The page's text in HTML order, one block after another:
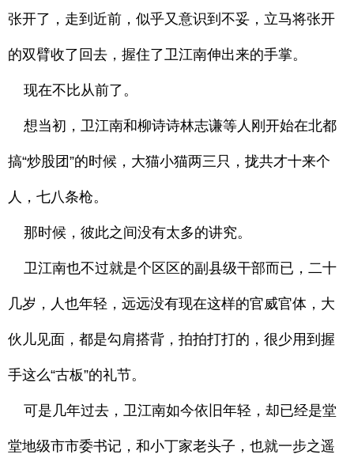
张开了，走到近前，似乎又意识到不妥，立马将张开
的双臂收了回去，握住了卫江南伸出来的手掌。
现在不比从前了。
想当初，卫江南和柳诗诗林志谦等人刚开始在北都
搞“炒股团”的时候，大猫小猫两三只，拢共才十来个
人，七八条枪。
那时候，彼此之间没有太多的讲究。
卫江南也不过就是个区区的副县级干部而已，二十
几岁，人也年轻，远远没有现在这样的官威官体，大
伙儿见面，都是勾肩搭背，拍拍打打的，很少用到握
手这么“古板”的礼节。
可是几年过去，卫江南如今依旧年轻，却已经是堂
堂地级市市委书记，和小丁家老头子，也就一步之遥